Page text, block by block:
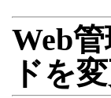
Web
ドを